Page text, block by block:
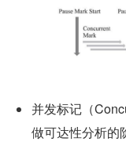
并发标记（
做可达性分析的